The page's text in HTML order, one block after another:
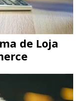
de Loja